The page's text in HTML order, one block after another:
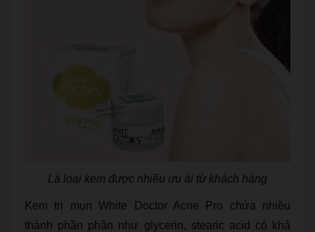
Là loại kem được nhiều ưu ái từ khách hàng
Kem trị mụn White Doctor Acne Pro chứa nhiều
thành phần phần như glycerin, stearic acid có khả